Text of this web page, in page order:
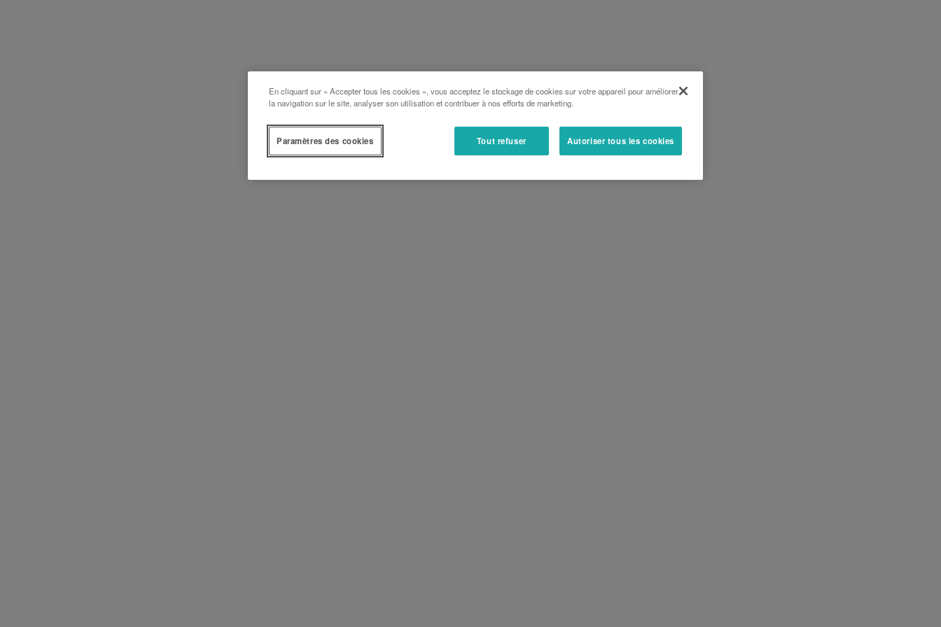
En cliquant sur « Accepter tous les cookies », vous acceptez le stockage de cookies sur votre appareil pour améliorer
la navigation sur le site, analyser son utilisation et contribuer à nos efforts de marketing.
Tout refuser Autoriser tous les cookies
Paramètres des cookies